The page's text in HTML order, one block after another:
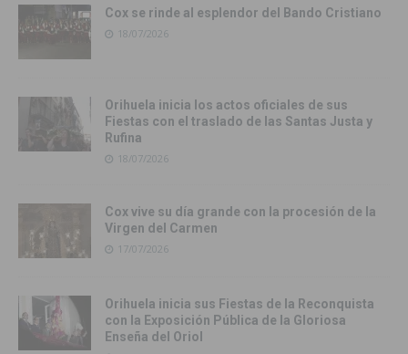
Cox se rinde al esplendor del Bando Cristiano
18/07/2026
Orihuela inicia los actos oficiales de sus
Fiestas con el traslado de las Santas Justa y
Rufina
18/07/2026
Cox vive su día grande con la procesión de la
Virgen del Carmen
17/07/2026
Orihuela inicia sus Fiestas de la Reconquista
con la Exposición Pública de la Gloriosa
Enseña del Oriol